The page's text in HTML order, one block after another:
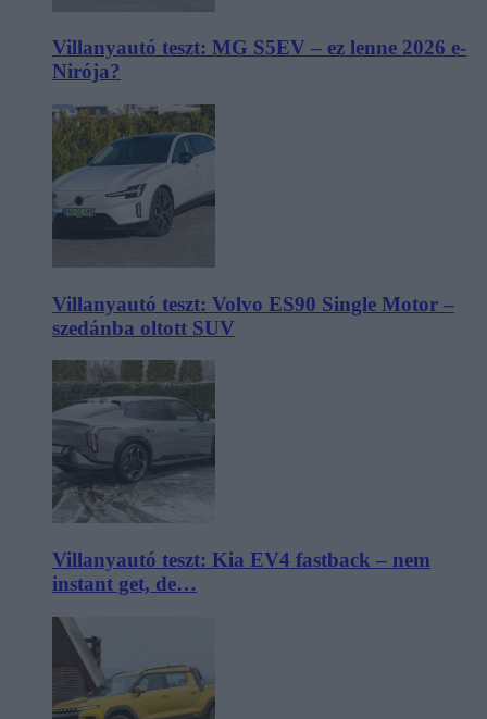
Villanyautó teszt: MG S5EV – ez lenne 2026 e-
Nirója?
Villanyautó teszt: Volvo ES90 Single Motor –
szedánba oltott SUV
Villanyautó teszt: Kia EV4 fastback – nem
instant get, de…